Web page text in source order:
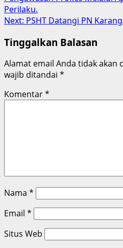
navigation
Perilaku.
Next: PSHT Datangi PN
Tinggalkan Balasan
Alamat email Anda tidak akan
wajib ditandai *
Komentar*
Nama *
Email *
Situs Web